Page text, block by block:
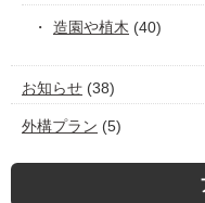
造園や植木 (40)
お知らせ (38)
外構プラン (5)